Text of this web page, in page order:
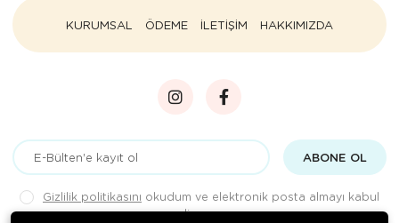
KURUMSAL ÖDEME İLETİŞİM HAKKIMIZDA
ABONE OL
Gizlilik politikasını okudum ve elektronik posta almayı kabul
ediyorum.